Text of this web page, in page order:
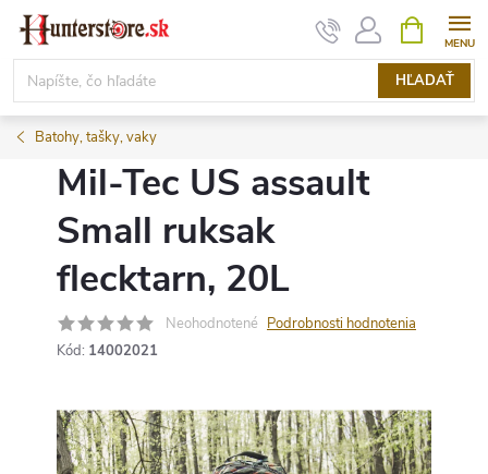
Prejsť
obsah
HĽADAŤ
KOŠÍK
Batohy, tašky, vaky
Mil-Tec US assault
Small ruksak
flecktarn, 20L
Neohodnotené Podrobnosti hodnotenia
Kód: 14002021